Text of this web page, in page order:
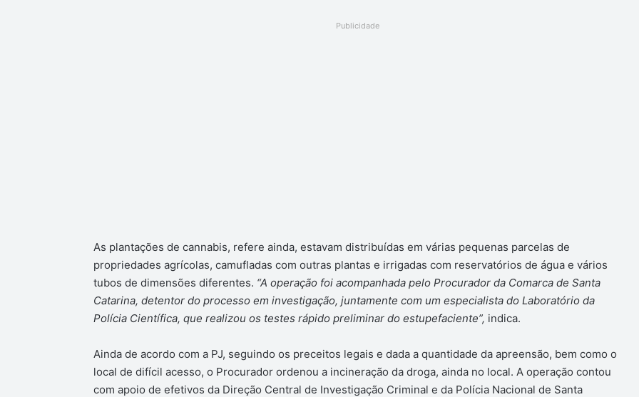
Publicidade
As plantações de cannabis, refere ainda, estavam distribuídas em várias pequenas parcelas de
propriedades agrícolas, camufladas com outras plantas e irrigadas com reservatórios de água e vários
tubos de dimensões diferentes. “A operação foi acompanhada pelo Procurador da Comarca de Santa
Catarina, detentor do processo em investigação, juntamente com um especialista do Laboratório da
Polícia Científica, que realizou os testes rápido preliminar do estupefaciente”, indica.
Ainda de acordo com a PJ, seguindo os preceitos legais e dada a quantidade da apreensão, bem como o
local de difícil acesso, o Procurador ordenou a incineração da droga, ainda no local. A operação contou
com apoio de efetivos da Direção Central de Investigação Criminal e da Polícia Nacional de Santa